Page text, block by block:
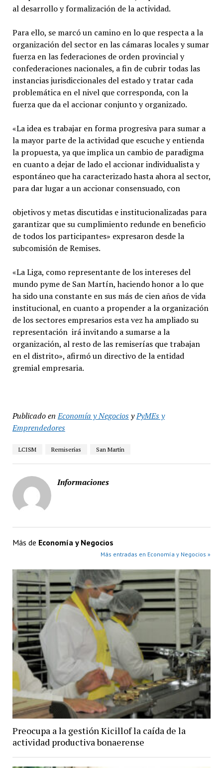
al desarrollo y formalización de la actividad.
Para ello, se marcó un camino en lo que respecta a la
organización del sector en las cámaras locales y sumar
fuerza en las federaciones de orden provincial y
confederaciones nacionales, a fin de cubrir todas las
instancias jurisdiccionales del estado y tratar cada
problemática en el nivel que corresponda, con la
fuerza que da el accionar conjunto y organizado.
«La idea es trabajar en forma progresiva para sumar a
la mayor parte de la actividad que escuche y entienda
la propuesta, ya que implica un cambio de paradigma
en cuanto a dejar de lado el accionar individualista y
espontáneo que ha caracterizado hasta ahora al sector,
para dar lugar a un accionar consensuado, con
objetivos y metas discutidas e institucionalizadas para
garantizar que su cumplimiento redunde en beneficio
de todos los participantes» expresaron desde la
subcomisión de Remises.
«La Liga, como representante de los intereses del
mundo pyme de San Martín, haciendo honor a lo que
ha sido una constante en sus más de cien años de vida
institucional, en cuanto a propender a la organización
de los sectores empresarios esta vez ha ampliado su
representación irá invitando a sumarse a la
organización, al resto de las remiserías que trabajan
en el distrito», afirmó un directivo de la entidad
gremial empresaria.
Publicado en Economía y NegociosyPyMEs y
Emprendedores
LCISM Remiserías San Martín
Informaciones
Más de Economía y Negocios
Más entradas en Economía y Negocios »
Preocupa a la gestión Kicillof la caída de la
actividad productiva bonaerense